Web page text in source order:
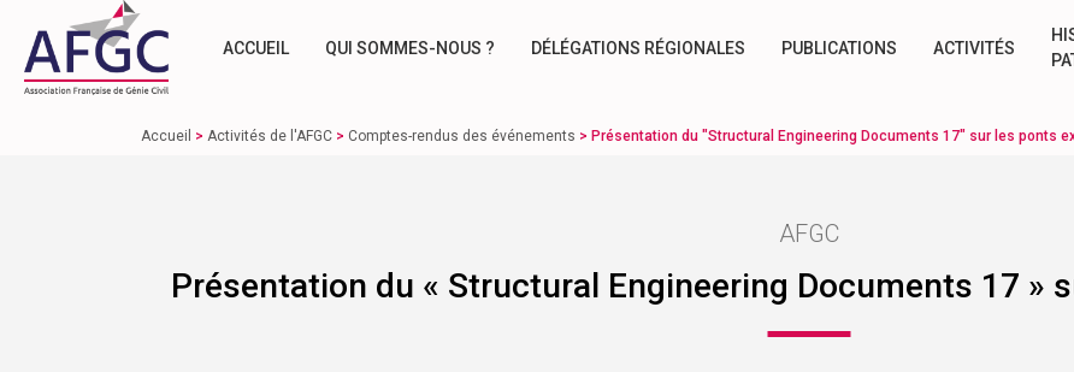
ACCUEIL QUI SOMMES-NOUS ? DÉLÉGATIONS RÉGIONALES PUBLICATIONS ACTIVITÉS
Accueil > Activités de l'AFGC > Comptes-rendus des événements > Présentation du "Structural Engineering Documents 17" sur les ponts
AFGC
Présentation du « Structural Engineering Documents 17 »